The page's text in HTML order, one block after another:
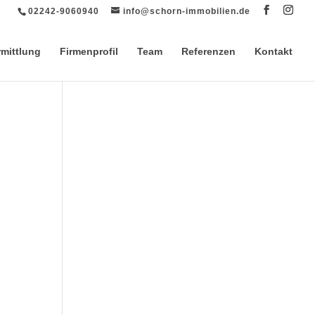
02242-9060940 info@schorn-immobilien.de
Firmenprofil Team Referenzen Kontakt